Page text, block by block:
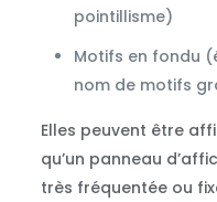
pointillisme)
Motifs en fondu
nom de motifs
Elles peuvent être
qu’un panneau
très fréquentée ou